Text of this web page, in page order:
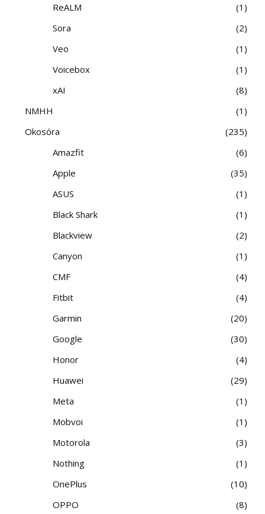
ReALM
1
Sora
2
Veo
1
Voicebox
1
xAI
8
NMHH
1
Okosóra
235
Amazfit
6
Apple
35
ASUS
1
Black Shark
1
Blackview
2
Canyon
1
CMF
4
Fitbit
4
Garmin
20
Google
30
Honor
4
Huawei
29
Meta
1
Mobvoi
1
Motorola
3
Nothing
1
OnePlus
10
OPPO
8